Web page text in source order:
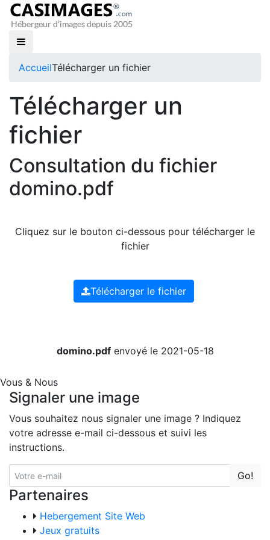
AccueilTélécharger un fichier
Télécharger un
fichier
Consultation du fichier
domino.pdf
Cliquez sur le bouton ci-dessous pour télécharger le
fichier
Télécharger le fichier
domino.pdfenvoyé le 2021-05-18
Vous & Nous
Signaler une image
Vous souhaitez nous signaler une image ? Indiquez
votre adresse e-mail ci-dessous et suivi les
instructions.
Go!
Partenaires
Hebergement Site Web
Jeux gratuits